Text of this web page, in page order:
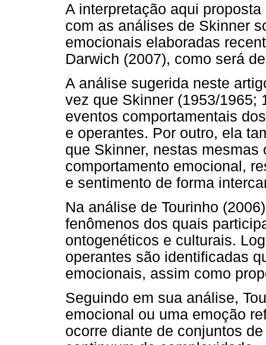
A interpretação aqui
com as análises de Skinner
emocionais elaboradas
Darwich (2007), como será
A análise sugerida neste
vez que Skinner (1953/1965;
eventos comportamentais
e operantes. Por outro, ela
que Skinner, nestas
comportamento emocional,
e sentimento de forma
Na análise de Tourinho
fenômenos dos quais
ontogenéticos e culturais.
operantes são identificadas
emocionais, assim como
Seguindo em sua análise,
emocional ou uma emoção
ocorre diante de conjuntos